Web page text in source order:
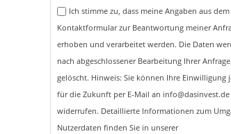
Ich stimme zu, dass meine Angaben aus dem
Kontaktformular zur Beantwortung meiner
erhoben und verarbeitet werden. Die Daten
nach abgeschlossener Bearbeitung Ihrer Anfrage
gelöscht. Hinweis: Sie können Ihre Einwilligung
für die Zukunft per E-Mail an info@dasinvest.de
widerrufen. Detaillierte Informationen zum
Nutzerdaten finden Sie in unserer